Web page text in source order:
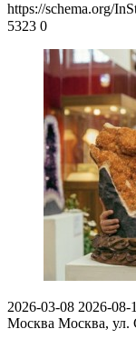
https://schema.org/
5323 0
2026-03-08 2026-08-
Москва Москва, ул.